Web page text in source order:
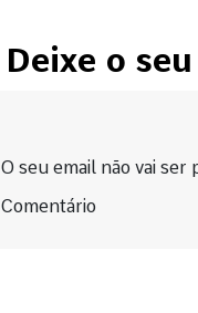
Deixe o
O seu email não vai
Comentário